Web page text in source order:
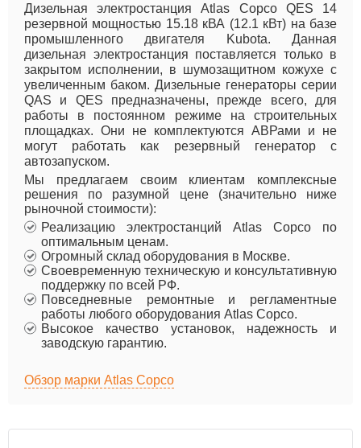
Дизельная электростанция Atlas Copco QES 14
резервной мощностью 15.18 кВА (12.1 кВт) на базе
промышленного двигателя Kubota. Данная
дизельная электростанция поставляется только в
закрытом исполнении, в шумозащитном кожухе с
увеличенным баком. Дизельные генераторы серии
QAS и QES предназначены, прежде всего, для
работы в постоянном режиме на строительных
площадках. Они не комплектуются АВРами и не
могут работать как резервный генератор с
автозапуском.
Мы предлагаем своим клиентам комплексные
решения по разумной цене (значительно ниже
рыночной стоимости):
Реализацию электростанций Atlas Copco по
оптимальным ценам.
Огромный склад оборудования в Москве.
Своевременную техническую и консультативную
поддержку по всей РФ.
Повседневные ремонтные и регламентные
работы любого оборудования Atlas Copco.
Высокое качество установок, надежность и
заводскую гарантию.
Обзор марки Atlas Copco